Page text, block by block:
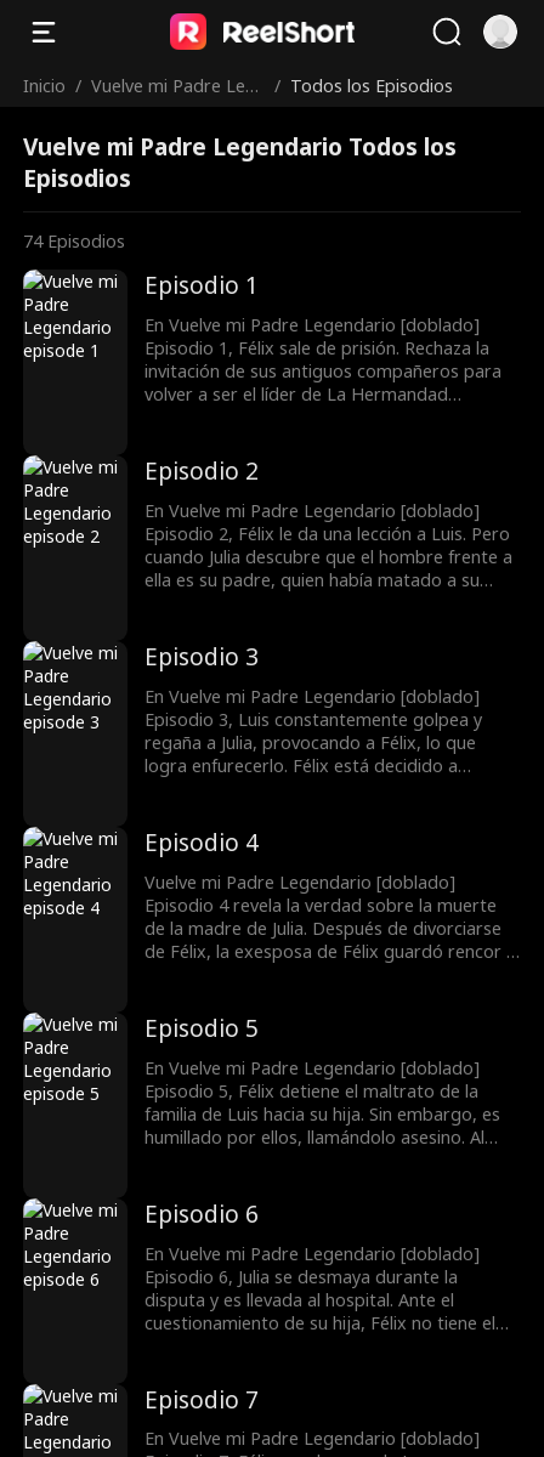
Inicio / Vuelve mi Padre Leg
/ Todos los Episodios
Vuelve mi Padre Legendario Todos los
Episodios
74 Episodios
Episodio 1
En Vuelve mi Padre Legendario [doblado]
Episodio 1, Félix sale de prisión. Rechaza la
invitación de sus antiguos compañeros para
volver a ser el líder de La Hermandad
donde trabaja Julia, presencia cómo su
esposo Luis la maltrata. ¿Qué hará Félix?
Episodio 2
En Vuelve mi Padre Legendario [doblado]
Episodio 2, Félix le da una lección a Luis. Pero
cuando Julia descubre que el hombre frente a
ella es su padre, quien había matado a su
siguiente traería 100 mil millones. ¿A dónde irá
para conseguir esa cantidad?
Episodio 3
En Vuelve mi Padre Legendario [doblado]
Episodio 3, Luis constantemente golpea y
regaña a Julia, provocando a Félix, lo que
logra enfurecerlo. Félix está decidido a
la muerte de su madre. Félix se queda
paralizado. ¿Qué secretos se esconden detrás
de este incidente?
Episodio 4
Vuelve mi Padre Legendario [doblado]
Episodio 4 revela la verdad sobre la muerte
de la madre de Julia. Después de divorciarse
de Félix, la exesposa de Félix guardó rencor y
exesposa. Después de que Luis se lleva a Julia,
Félix la sigue hasta la casa de su suegra.
Descubre que Julia vive con muchas
dificultades. ¿Qué hará para proteger a su
hija?
Episodio 5
En Vuelve mi Padre Legendario [doblado]
Episodio 5, Félix detiene el maltrato de la
familia de Luis hacia su hija. Sin embargo, es
humillado por ellos, llamándolo asesino. Al
Decide darle a esa familia una lección…
Episodio 6
En Vuelve mi Padre Legendario [doblado]
Episodio 6, Julia se desmaya durante la
disputa y es llevada al hospital. Ante el
cuestionamiento de su hija, Félix no tiene el
decepcionada, expresa todos los sufrimientos
que ha experimentado a lo largo de los años.
Las acusaciones de Julia llevan a Félix a decidir
Episodio 7
En Vuelve mi Padre Legendario [doblado]